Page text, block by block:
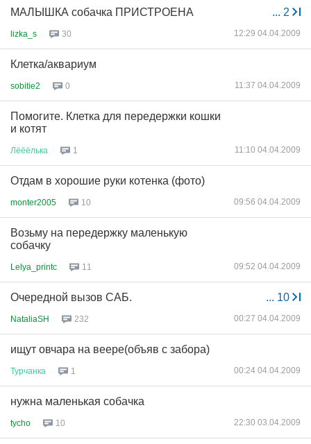
... 2
МАЛЫШКА собачка ПРИСТРОЕНА
lizka_s 30 12:29 04.04.2009
Клетка/аквариум
sobitie2 0 11:37 04.04.2009
Помогите. Клетка для передержки кошки
и котят
Лёёёлька 1 11:10 04.04.2009
Отдам в хорошие руки котенка (фото)
monter2005 10 09:56 04.04.2009
Возьму на передержку маленькую
собачку
Lelya_printc 11 09:52 04.04.2009
... 10
Очередной вызов САБ.
NataliaSH 232 00:27 04.04.2009
ищут овчара на веере(объяв с забора)
Турчанка 1 00:24 04.04.2009
нужна маленькая собачка
tycho 10 22:30 03.04.2009